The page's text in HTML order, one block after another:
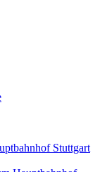
Stuttgart